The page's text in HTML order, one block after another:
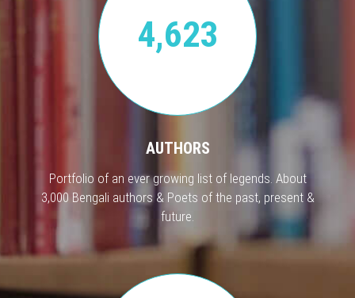
4,623
AUTHORS
Portfolio of an ever growing list of legends. About
3,000 Bengali authors & Poets of the past, present &
future.